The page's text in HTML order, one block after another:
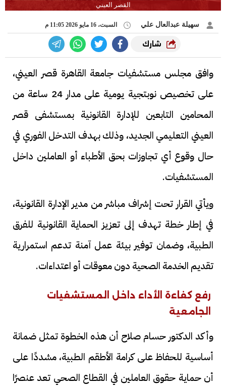
القصر العيني
سهيلة عبدالعال علي السبت، 16 مايو 2026 11:05 م
شارك
وافق مجلس مستشفيات جامعة القاهرة قصر العيني،
على تخصيص نوبتجية يومية على مدار 24 ساعة من
المحامين التابعين للإدارة القانونية بمستشفى قصر
العيني التعليمي الجديد، وذلك بهدف التدخل الفوري في
حال وقوع أي تجاوزات بحق الأطباء أو العاملين داخل
المستشفيات.
ويأتي القرار تحت إشراف مباشر من مدير الإدارة القانونية،
في إطار خطة تهدف إلى تعزيز الحماية القانونية للفرق
الطبية، وضمان توفير بيئة عمل آمنة تدعم استمرارية
تقديم الخدمة الصحية دون معوقات أو اعتداءات.
رفع كفاءة الأداء داخل المستشفيات
الجامعية
وأكد الدكتور حسام صلاح أن هذه الخطوة تمثل ضمانة
أساسية للحفاظ على كرامة الأطقم الطبية، مشددًا على
أن حماية حقوق العاملين في القطاع الصحي تعد عنصرًا